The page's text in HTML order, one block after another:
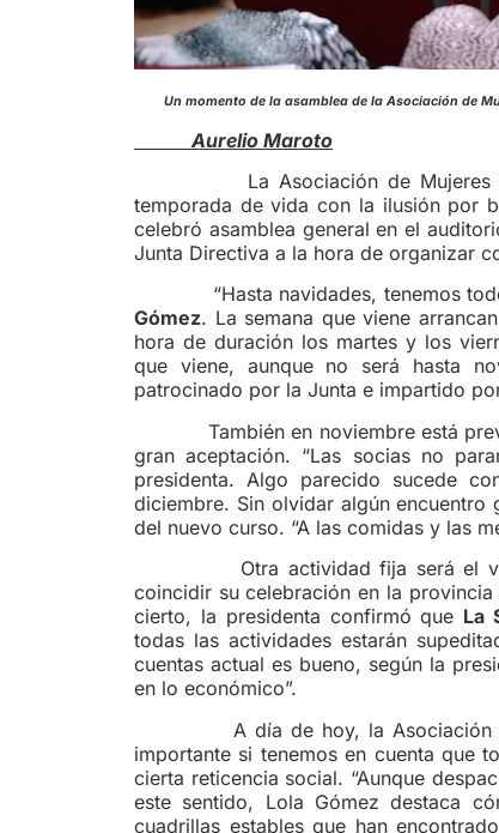
Un momento de la asamblea de la
Aurelio Maroto
La Asociación de Mujeres
temporada de vida con la ilusión por
celebró asamblea general en el
Junta Directiva a la hora de organizar
“Hasta navidades, tenemos todo
Gómez. La semana que viene
hora de duración los martes y los
que viene, aunque no será hasta
patrocinado por la Junta e impartido
También en noviembre está
gran aceptación. “Las socias no
presidenta. Algo parecido sucede
diciembre. Sin olvidar algún
del nuevo curso. “A las comidas y las
Otra actividad fija será el viaje a
coincidir su celebración en la
cierto, la presidenta confirmó que La
todas las actividades estarán
cuentas actual es bueno, según la
en lo económico”.
A día de hoy, la Asociación de
importante si tenemos en cuenta que
cierta reticencia social. “Aunque
este sentido, Lola Gómez destaca
cuadrillas estables que han